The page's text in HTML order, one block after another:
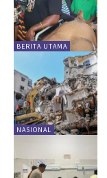
BERITA UTAMA
NASIONAL